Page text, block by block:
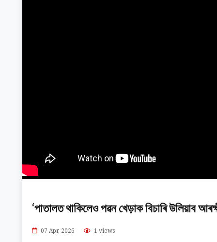
‘পাতালত থাকিলেও পৱন খেড়াক বিচাৰি উলিয়াব
07 Apr, 2026 1 views